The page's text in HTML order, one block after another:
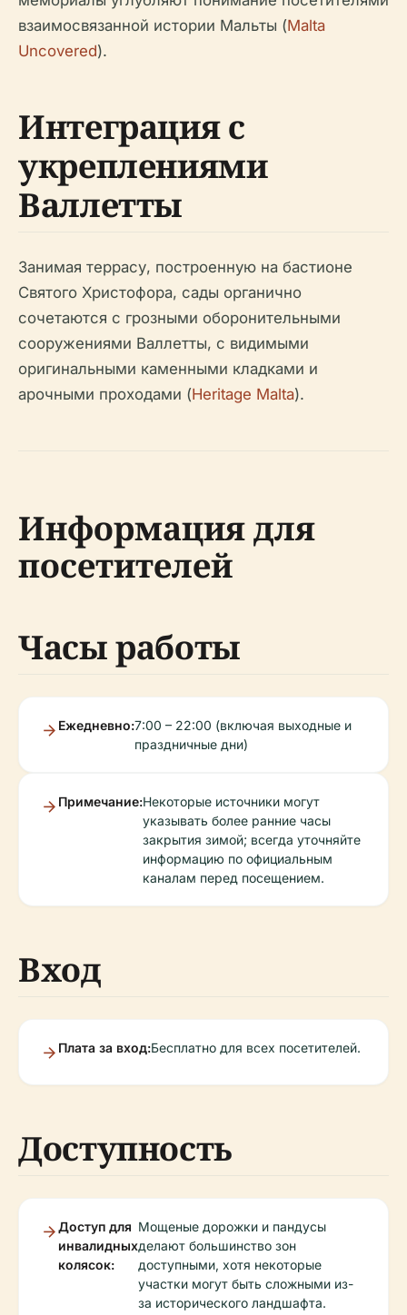
взаимосвязанной истории Мальты (Malta
Uncovered).
Интеграция с
укреплениями
Валлетты
Занимая террасу, построенную на бастионе
Святого Христофора, сады органично
сочетаются с грозными оборонительными
сооружениями Валлетты, с видимыми
оригинальными каменными кладками и
арочными проходами (Heritage Malta).
Информация для
посетителей
Часы работы
Ежедневно:7:00 – 22:00 (включая выходные и
праздничные дни)
Примечание:Некоторые источники могут
указывать более ранние часы
закрытия зимой; всегда уточняйте
информацию по официальным
каналам перед посещением.
Вход
Плата за вход:Бесплатно для всех посетителей.
Доступность
Доступ для
инвалидных
колясок:
Мощеные дорожки и пандусы
делают большинство зон
доступными, хотя некоторые
участки могут быть сложными из-
за исторического ландшафта.